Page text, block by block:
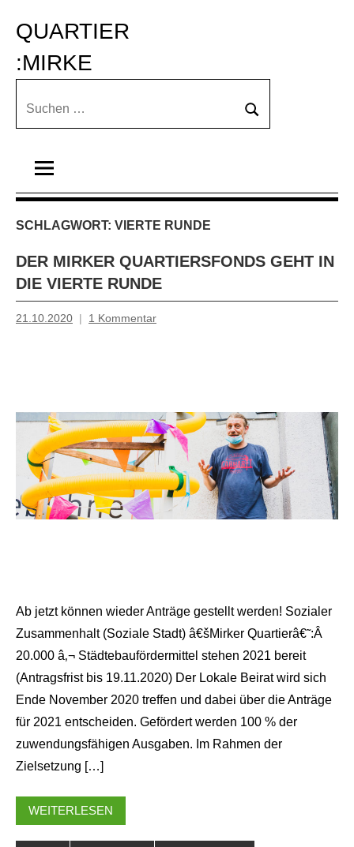
Inhalt
springen
QUARTIER
:MIRKE
Suchen
Suchen
SCHLAGWORT: VIERTE RUNDE
DER MIRKER QUARTIERSFONDS GEHT IN
DIE VIERTE RUNDE
21.10.2020
Mosche
1 Kommentar
Ab jetzt können wieder Anträge gestellt werden! Sozialer
Zusammenhalt (Soziale Stadt) â€šMirker Quartierâ€˜:Â
20.000 â‚¬ Städtebaufördermittel stehen 2021 bereit
(Antragsfrist bis 19.11.2020) Der Lokale Beirat wird sich
Ende November 2020 treffen und dabei über die Anträge
für 2021 entscheiden. Gefördert werden 100 % der
zuwendungsfähigen Ausgaben. Im Rahmen der
Zielsetzung […]
WEITERLESEN